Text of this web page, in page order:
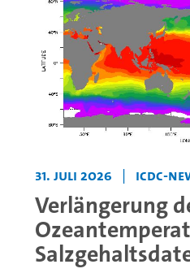
31. Juli 2026 | icdc-
Verlängerung